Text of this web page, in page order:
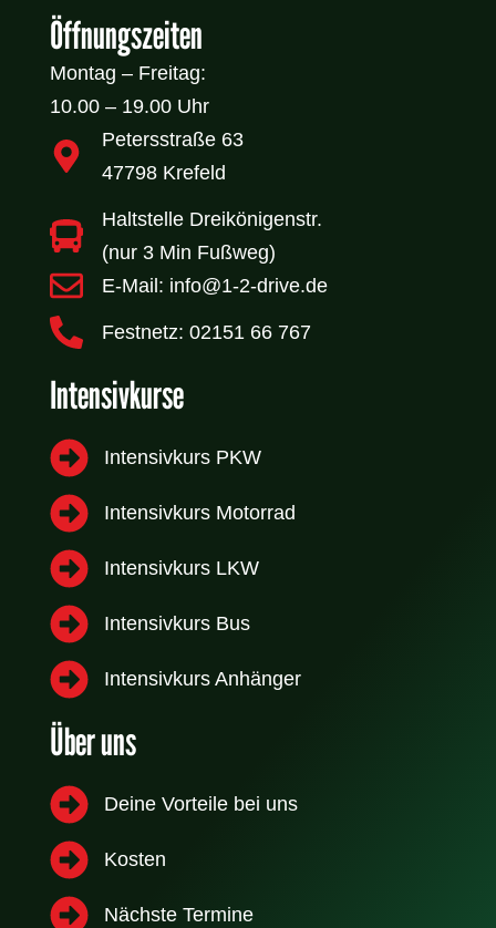
Öffnungszeiten
Montag – Freitag:
10.00 – 19.00 Uhr
Petersstraße 63
47798 Krefeld
Haltstelle Dreikönigenstr.
(nur 3 Min Fußweg)
E-Mail: info@1-2-drive.de
Festnetz: 02151 66 767
Intensivkurse
Intensivkurs PKW
Intensivkurs Motorrad
Intensivkurs LKW
Intensivkurs Bus
Intensivkurs Anhänger
Über uns
Deine Vorteile bei uns
Kosten
Nächste Termine